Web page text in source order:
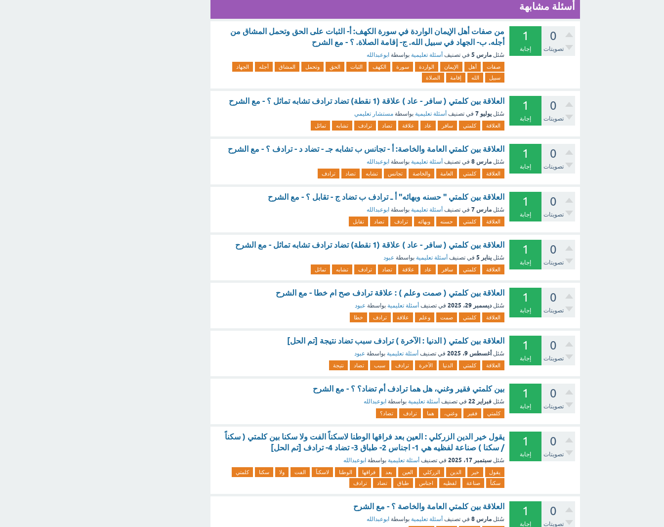
أسئلة مشابهة
0
تصويتات
1
إجابة
من صفات أهل الإيمان الواردة في سورة الكهف: أ- الثبات على الحق وتحمل المشاق من
أجله. ب- الجهاد في سبيل الله. ج- إقامة الصلاة. ؟ - مع الشرح
سُئل مارس 5 في تصنيف أسئلة تعليمية بواسطة ابوعبدالله
صفات أهل الإيمان الواردة سورة الكهف الثبات الحق وتحمل المشاق أجله
الجهاد
سبيل
الله إقامة الصلاة
0
تصويتات
1
إجابة
العلاقة بين كلمتي ( سافر - عاد ) علاقة (1 نقطة) تضاد ترادف تشابه تماثل ؟ - مع الشرح
سُئل يوليو 7 في تصنيف أسئلة تعليمية بواسطة مستشار تعليمي
العلاقة كلمتي سافر عاد علاقة تضاد ترادف تشابه تماثل
0
تصويتات
1
إجابة
العلاقة بين كلمتي العامة والخاصة: أ - تجانس ب تشابه جـ - تضاد د - ترادف ؟ - مع الشرح
سُئل مارس 8 في تصنيف أسئلة تعليمية بواسطة ابوعبدالله
العلاقة كلمتي العامة والخاصة تجانس تشابه تضاد ترادف
0
تصويتات
1
إجابة
العلاقة بين كلمتي " حسنه وبهائه" أ ـ ترادف ب تضاد ج - تقابل ؟ - مع الشرح
سُئل مارس 7 في تصنيف أسئلة تعليمية بواسطة ابوعبدالله
العلاقة كلمتي حسنه وبهائه ترادف تضاد تقابل
0
تصويتات
1
إجابة
العلاقة بين كلمتي ( سافر - عاد ) علاقة (1 نقطة) تضاد ترادف تشابه تماثل - مع الشرح
سُئل يناير 5 في تصنيف أسئلة تعليمية بواسطة عبود
العلاقة كلمتي سافر عاد علاقة تضاد ترادف تشابه تماثل
0
تصويتات
1
إجابة
العلاقة بين كلمتي ( صمت وعلم ) : علاقة ترادف صح ام خطا - مع الشرح
سُئل ديسمبر 29، 2025 في تصنيف أسئلة تعليمية بواسطة عبود
العلاقة كلمتي صمت وعلم علاقة ترادف خطا
0
تصويتات
1
إجابة
العلاقة بين كلمتي ( الدنيا : الآخرة ) ترادف سبب تضاد نتيجة [تم الحل]
سُئل أغسطس 9، 2025 في تصنيف أسئلة تعليمية بواسطة عبود
العلاقة كلمتي الدنيا الآخرة ترادف سبب تضاد نتيجة
0
تصويتات
1
إجابة
بين كلمتي فقير وغني، هل هما ترادف أم تضاد؟ ؟ - مع الشرح
سُئل فبراير 22 في تصنيف أسئلة تعليمية بواسطة ابوعبدالله
كلمتي فقير وغني، هما ترادف تضاد؟
0
تصويتات
1
إجابة
يقول خير الدين الزركلي : العين بعد فراقها الوطنا لاسكناً الفت ولا سكنا بين كلمتي ( سكناً
/ سكنا ) صناعة لفظيه هي 1- اجناس 2- طباق 3- تضاد 4- ترادف [تم الحل]
سُئل سبتمبر 17، 2025 في تصنيف أسئلة تعليمية بواسطة ابوعبدالله
يقول خير الدين الزركلي العين بعد فراقها الوطنا لاسكناً الفت ولا سكنا
كلمتي
سكناً
صناعة لفظيه اجناس طباق تضاد ترادف
0
تصويتات
1
إجابة
العلاقة بين كلمتي العامة والخاصة ؟ - مع الشرح
سُئل مارس 8 في تصنيف أسئلة تعليمية بواسطة ابوعبدالله